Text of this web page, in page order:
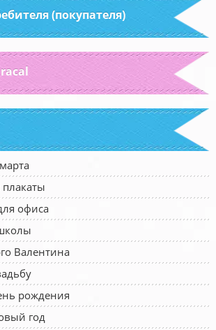
(покупателя)
офиса
Валентина
рождения
год